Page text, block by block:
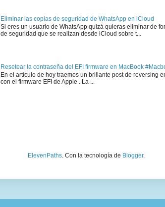
Eliminar las copias de seguridad de WhatsApp en iCloud
Si eres un usuario de WhatsApp quizá quieras eliminar de
de seguridad que se realizan desde iCloud sobre t...
Resetear la contraseña del EFI firmware en MacBook
En el artículo de hoy traemos un brillante post de reversing
con el firmware EFI de Apple . La ...
ElevenPaths. Con la tecnología de Blogger.